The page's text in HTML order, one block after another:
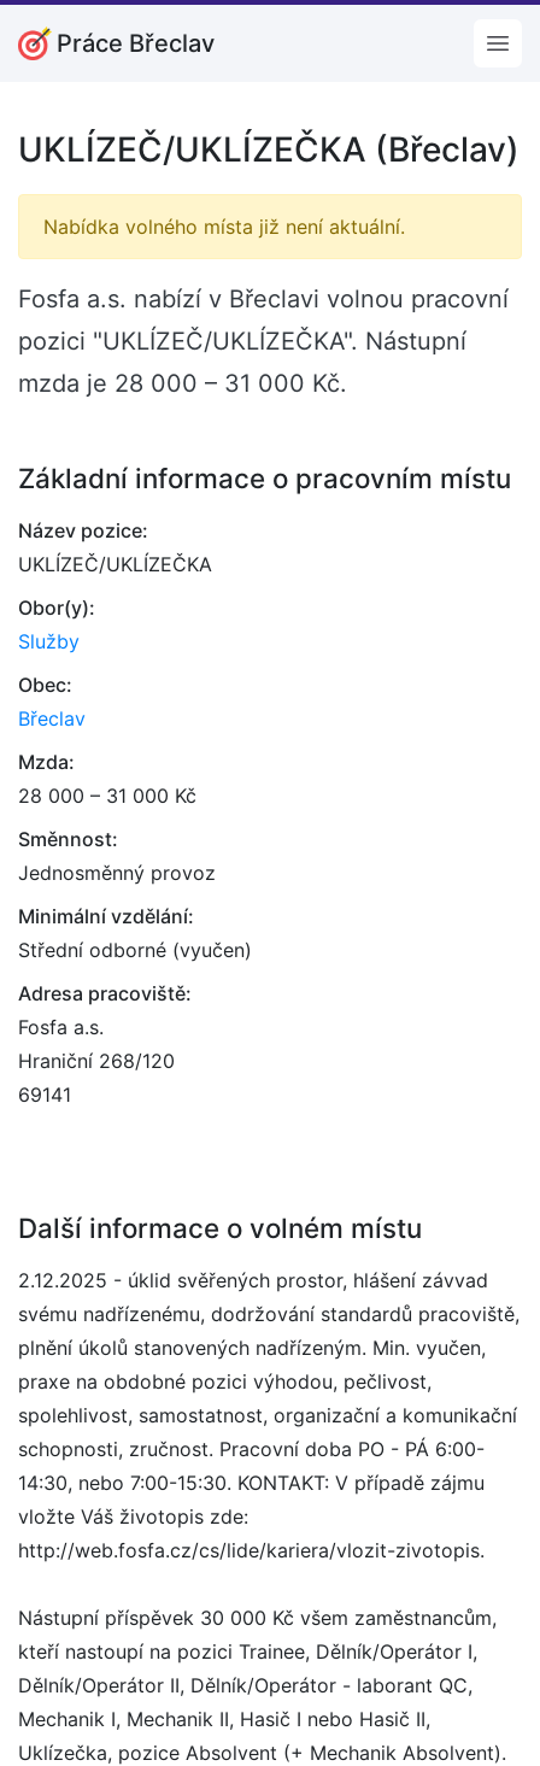
Práce Břeclav
UKLÍZEČ/UKLÍZEČKA (Břeclav)
Nabídka volného místa již není aktuální.
Fosfa a.s. nabízí v Břeclavi volnou pracovní
pozici "UKLÍZEČ/UKLÍZEČKA". Nástupní
mzda je 28 000 – 31 000 Kč.
Základní informace o pracovním místu
Název pozice:
UKLÍZEČ/UKLÍZEČKA
Obor(y):
Služby
Obec:
Břeclav
Mzda:
28 000 – 31 000 Kč
Směnnost:
Jednosměnný provoz
Minimální vzdělání:
Střední odborné (vyučen)
Adresa pracoviště:
Fosfa a.s.
Hraniční 268/120
69141
Další informace o volném místu
2.12.2025 - úklid svěřených prostor, hlášení závvad
svému nadřízenému, dodržování standardů pracoviště,
plnění úkolů stanovených nadřízeným. Min. vyučen,
praxe na obdobné pozici výhodou, pečlivost,
spolehlivost, samostatnost, organizační a komunikační
schopnosti, zručnost. Pracovní doba PO - PÁ 6:00-
14:30, nebo 7:00-15:30. KONTAKT: V případě zájmu
vložte Váš životopis zde:
http://web.fosfa.cz/cs/lide/kariera/vlozit-zivotopis.
Nástupní příspěvek 30 000 Kč všem zaměstnancům,
kteří nastoupí na pozici Trainee, Dělník/Operátor I,
Dělník/Operátor II, Dělník/Operátor - laborant QC,
Mechanik I, Mechanik II, Hasič I nebo Hasič II,
Uklízečka, pozice Absolvent (+ Mechanik Absolvent).